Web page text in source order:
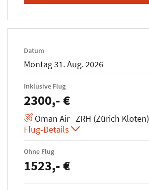
Datum
Montag 31. Aug. 2026
Inklusive Flug
2300,- €
Oman Air ZRH (Zürich Kloten)
Flug-Details
Ohne Flug
1523,- €